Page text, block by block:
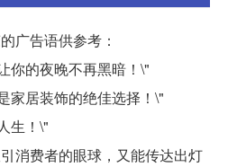
广告语供参考：
你的夜晚不再黑暗！\"
家居装饰的绝佳选择！\"
生！\"
消费者的眼球，又能传达出灯